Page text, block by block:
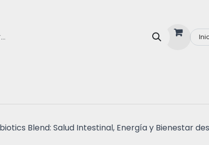
Blend: Salud Intestinal, Energía y Bienestar